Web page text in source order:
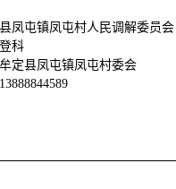
凤屯镇凤屯村人民调解委员会
科
定县凤屯镇凤屯村委会